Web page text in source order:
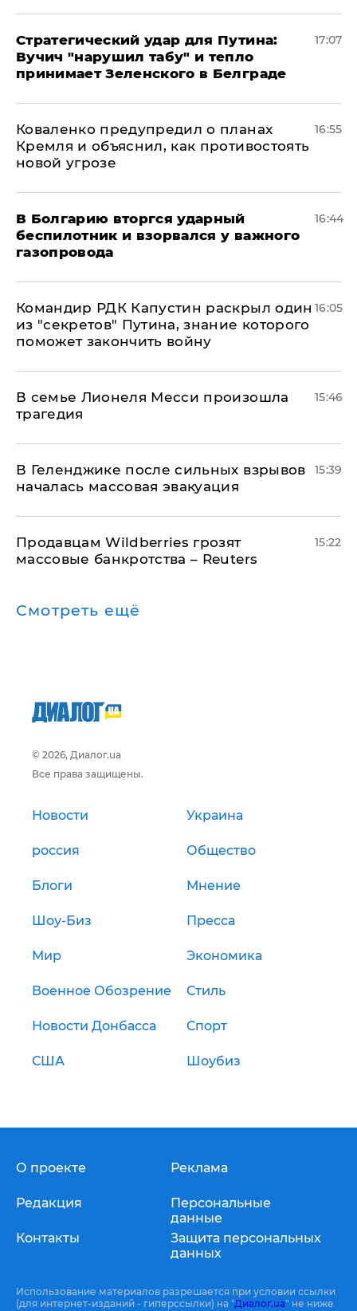
Стратегический удар для Путина:
Вучич "нарушил табу" и тепло
принимает Зеленского в Белграде
17:07
Коваленко предупредил о планах
Кремля и объяснил, как противостоять
новой угрозе
16:55
В Болгарию вторгся ударный
беспилотник и взорвался у важного
газопровода
16:44
Командир РДК Капустин раскрыл один
из "секретов" Путина, знание которого
поможет закончить войну
16:05
В семье Лионеля Месси произошла
трагедия
15:46
В Геленджике после сильных взрывов
началась массовая эвакуация
15:39
Продавцам Wildberries грозят
массовые банкротства – Reuters
15:22
Смотреть ещё
© 2026, Диалог.ua
Все права защищены.
Новости Украина
россия Общество
Блоги Мнение
Шоу-Биз Пресса
Мир Экономика
Военное Обозрение Стиль
Новости Донбасса Спорт
США Шоубиз
О проекте
Редакция
Контакты
Реклама
Персональные
данные
Защита персональных
данных
Использование материалов разрешается при условии ссылки
(для интернет-изданий - гиперссылки) на "Диалог.ua" не ниже